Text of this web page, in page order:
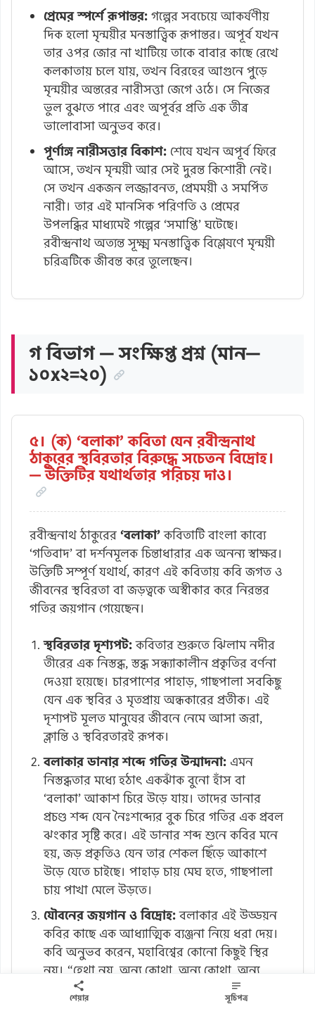
প্রেমের স্পর্শে রূপান্তর: গল্পের সবচেয়ে আকর্ষণীয়
দিক হলো মৃন্ময়ীর মনস্তাত্ত্বিক রূপান্তর। অপূর্ব যখন
তার ওপর জোর না খাটিয়ে তাকে বাবার কাছে রেখে
কলকাতায় চলে যায়, তখন বিরহের আগুনে পুড়ে
মৃন্ময়ীর অন্তরের নারীসত্তা জেগে ওঠে। সে নিজের
ভুল বুঝতে পারে এবং অপূর্বর প্রতি এক তীব্র
ভালোবাসা অনুভব করে।
পূর্ণাঙ্গ নারীসত্তার বিকাশ: শেষে যখন অপূর্ব ফিরে
আসে, তখন মৃন্ময়ী আর সেই দুরন্ত কিশোরী নেই।
সে তখন একজন লজ্জাবনত, প্রেমময়ী ও সমর্পিত
নারী। তার এই মানসিক পরিণতি ও প্রেমের
উপলব্ধির মাধ্যমেই গল্পের ‘সমাপ্তি’ ঘটেছে।
রবীন্দ্রনাথ অত্যন্ত সূক্ষ্ম মনস্তাত্ত্বিক বিশ্লেষণে মৃন্ময়ী
চরিত্রটিকে জীবন্ত করে তুলেছেন।
গ বিভাগ — সংক্ষিপ্ত প্রশ্ন (মান—
১০x২=২০)
৫। (ক) ‘বলাকা’ কবিতা যেন রবীন্দ্রনাথ
ঠাকুরের স্থবিরতার বিরুদ্ধে সচেতন বিদ্রোহ।
— উক্তিটির যথার্থতার পরিচয় দাও।
রবীন্দ্রনাথ ঠাকুরের ‘বলাকা’কবিতাটি বাংলা কাব্যে
‘গতিবাদ’ বা দর্শনমূলক চিন্তাধারার এক অনন্য স্বাক্ষর।
উক্তিটি সম্পূর্ণ যথার্থ, কারণ এই কবিতায় কবি জগত ও
জীবনের স্থবিরতা বা জড়ত্বকে অস্বীকার করে নিরন্তর
গতির জয়গান গেয়েছেন।
স্থবিরতার দৃশ্যপট:কবিতার শুরুতে ঝিলাম নদীর
তীরের এক নিস্তব্ধ, স্তব্ধ সন্ধ্যাকালীন প্রকৃতির বর্ণনা
দেওয়া হয়েছে। চারপাশের পাহাড়, গাছপালা সবকিছু
যেন এক স্থবির ও মৃতপ্রায় অন্ধকারের প্রতীক। এই
দৃশ্যপট মূলত মানুষের জীবনে নেমে আসা জরা,
ক্লান্তি ও স্থবিরতারই রূপক।
বলাকার ডানার শব্দে গতির উন্মাদনা: এমন
নিস্তব্ধতার মধ্যে হঠাৎ একঝাঁক বুনো হাঁস বা
‘বলাকা’ আকাশ চিরে উড়ে যায়। তাদের ডানার
প্রচণ্ড শব্দ যেন নৈঃশব্দ্যের বুক চিরে গতির এক প্রবল
ঝংকার সৃষ্টি করে। এই ডানার শব্দ শুনে কবির মনে
হয়, জড় প্রকৃতিও যেন তার শেকল ছিঁড়ে আকাশে
উড়ে যেতে চাইছে। পাহাড় চায় মেঘ হতে, গাছপালা
চায় পাখা মেলে উড়তে।
যৌবনের জয়গান ও বিদ্রোহ:বলাকার এই উড্ডয়ন
কবির কাছে এক আধ্যাত্মিক ব্যঞ্জনা নিয়ে ধরা দেয়।
কবি অনুভব করেন, মহাবিশ্বের কোনো কিছুই স্থির
নয়। “হেথা নয়, অন্য কোথা, অন্য কোথা, অন্য
কোন্ খানে”—এই অনন্ত চলার স্পৃহাই জীবনের মূল
শেয়ার সূচিপত্র